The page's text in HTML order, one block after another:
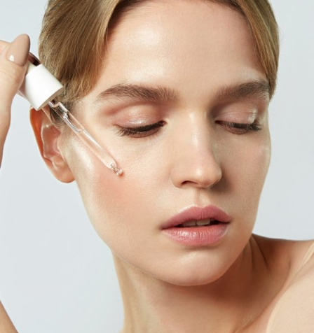
Réponse Pureté
Réponse Délicate
Réponse Éclat
Réponse Cosmake-up
Réponse Fondamentale
Réponse Body
Réponse Soleil
Edizione Limitata